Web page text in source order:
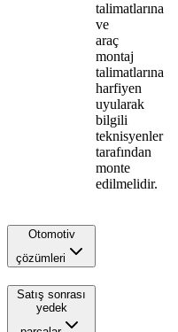
talimatlarına
ve
araç
montaj
talimatlarına
harfiyen
uyularak
bilgili
teknisyenler
tarafından
monte
edilmelidir.
Otomotiv
çözümleri
Satış sonrası
yedek